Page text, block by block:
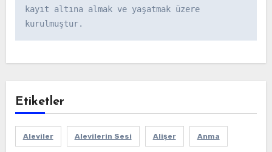
kayıt altına almak ve yaşatmak üzere
kurulmuştur.
Etiketler
Aleviler Alevilerin Sesi Alişer Anma